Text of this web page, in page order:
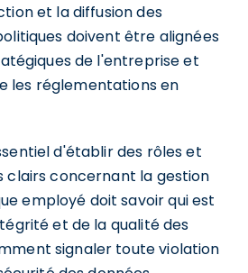
et la diffusion des
doivent être alignées
de l'entreprise et
les réglementations en
d'établir des rôles et
clairs concernant la gestion
employé doit savoir qui est
et de la qualité des
signaler toute violation